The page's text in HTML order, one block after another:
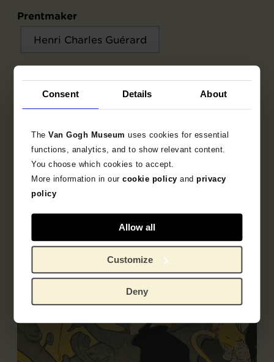
Consent Details About
TheVan Gogh Museumuses cookies for essential
functions, analytics, and to show relevant content.
You choose which cookies to accept.
More information in ourcookie policy andprivacy
policy
Allow all
Customize
Deny
Prentmaker
Henri Charles Guérard
Objectgegevens
Tentoonstellingen
Literatuur